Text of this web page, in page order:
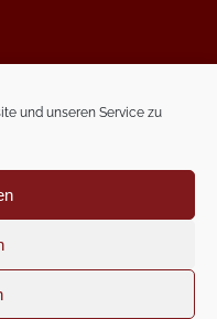
und unseren Service zu